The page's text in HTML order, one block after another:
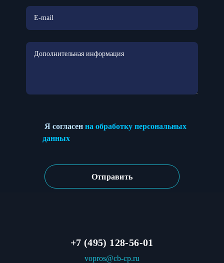
Я согласен на обработку персональных
данных
+7 (495) 128-56-01
vopros@cb-cp.ru